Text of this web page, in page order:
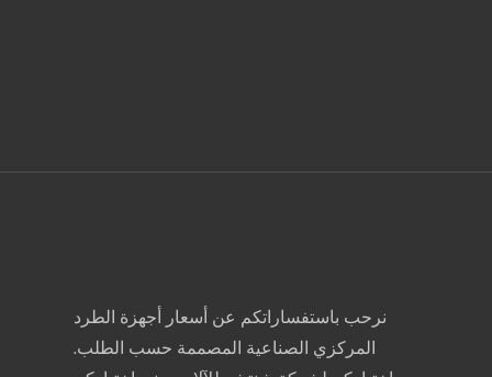
نرحب باستفساراتكم عن أسعار أجهزة الطرد
المركزي الصناعية المصممة حسب الطلب.